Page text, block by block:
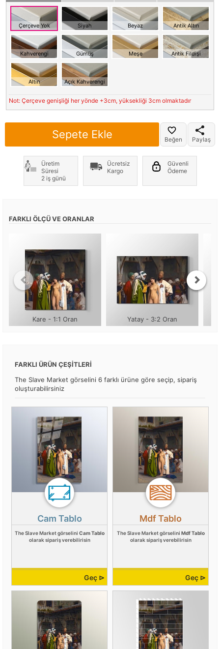
Çerçeve Yok Siyah Beyaz Antik Altın
Kahverengi Gümüş Meşe Antik Fildişi
Altın Açık Kahverengi
Not: Çerçeve genişliği her yönde +3cm, yüksekliği 3cm olmaktadır
Sepete Ekle Beğen Paylaş
Üretim
Süresi
2 iş günü
Ücretsiz
Kargo
Güvenli
Ödeme
FARKLI ÖLÇÜ VE ORANLAR
Kare - 1:1 Oran Yatay - 3:2 Oran
FARKLI ÜRÜN ÇEŞİTLERİ
The Slave Market görselini 6 farklı ürüne göre seçip, sipariş
oluşturabilirsiniz
Cam Tablo
The Slave Market görselini Cam Tablo
olarak sipariş verebilirisin
Geç ⊳
Mdf Tablo
The Slave Market görselini Mdf Tablo
olarak sipariş verebilirisin
Geç ⊳